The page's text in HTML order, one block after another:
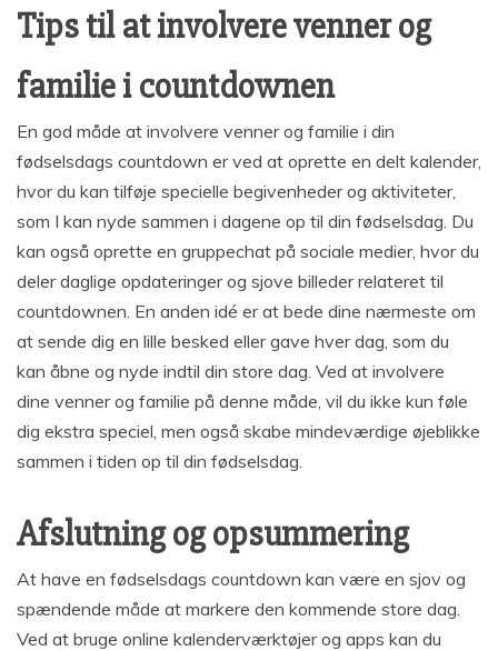
Tips til at involvere venner og
familie i countdownen
En god måde at involvere venner og familie i din
fødselsdags countdown er ved at oprette en delt kalender,
hvor du kan tilføje specielle begivenheder og aktiviteter,
som I kan nyde sammen i dagene op til din fødselsdag. Du
kan også oprette en gruppechat på sociale medier, hvor du
deler daglige opdateringer og sjove billeder relateret til
countdownen. En anden idé er at bede dine nærmeste om
at sende dig en lille besked eller gave hver dag, som du
kan åbne og nyde indtil din store dag. Ved at involvere
dine venner og familie på denne måde, vil du ikke kun føle
dig ekstra speciel, men også skabe mindeværdige øjeblikke
sammen i tiden op til din fødselsdag.
Afslutning og opsummering
At have en fødselsdags countdown kan være en sjov og
spændende måde at markere den kommende store dag.
Ved at bruge online kalenderværktøjer og apps kan du